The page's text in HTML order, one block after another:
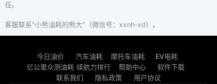
任。
客服联系"小熊油耗的熊大"（微信号：xxnh-xd）。
今日油价 汽车油耗 摩托车油耗
EV电耗
亿公里众测油耗 续航力排行 帮助中心
软件下载
联系我们
隐私政策 用户协议